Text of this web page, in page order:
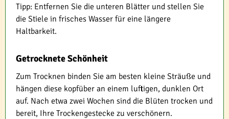
Tipp: Entfernen Sie die unteren Blätter und stellen Sie
die Stiele in frisches Wasser für eine längere
Haltbarkeit.
Getrocknete Schönheit
Zum Trocknen binden Sie am besten kleine Sträuße und
hängen diese kopfüber an einem luftigen, dunklen Ort
auf. Nach etwa zwei Wochen sind die Blüten trocken und
bereit, Ihre Trockengestecke zu verschönern.